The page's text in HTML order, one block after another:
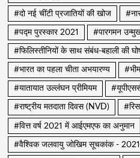
#दो नई चींटी प्रजातियों की खोज
#पद्म पुरस्कार 2021 #पारगमन
#फिलिस्तीनियों के साथ संबंध-बहाली की
#भारत का पहला चीता अभयारण्य
#यातायात उल्लंघन प्रीमियम
#राष्ट्रीय मतदाता दिवस (NVD)
#वित्त वर्ष 2021 में आईएमएफ का अनुमान
#वैश्विक जलवायु जोखिम सूचकांक - 2021